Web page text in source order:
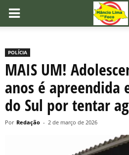
POLÍCIA
MAIS UM!
anos é apreendida
do Sul por tentar
Por Redação - 2 de março de 2026